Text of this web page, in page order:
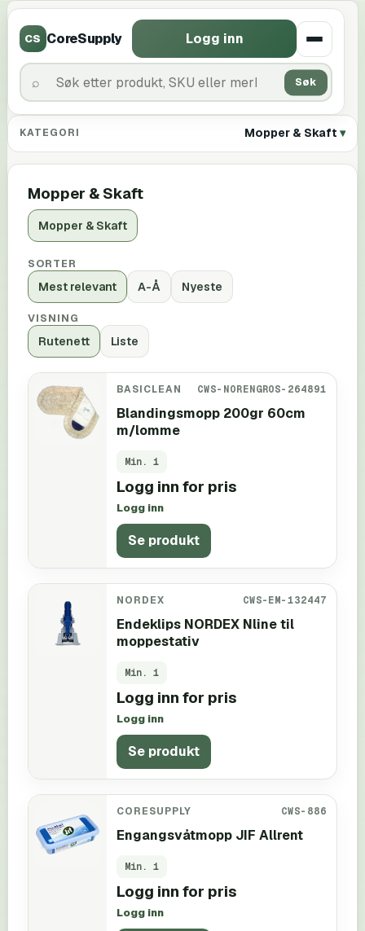
CS CoreSupply
Søk
Logg inn
KATEGORI Mopper & Skaft
Mopper & Skaft
Mopper & Skaft
SORTER
Mest relevant A-Å Nyeste
VISNING
Rutenett Liste
BASICLEAN CWS-NORENGROS-264891
Blandingsmopp 200gr 60cm
m/lomme
Min. 1
Logg inn for pris
Logg inn
Se produkt
NORDEX CWS-EM-132447
Endeklips NORDEX Nline til
moppestativ
Min. 1
Logg inn for pris
Logg inn
Se produkt
CORESUPPLY CWS-886
Engangsvåtmopp JIF Allrent
Min. 1
Logg inn for pris
Logg inn